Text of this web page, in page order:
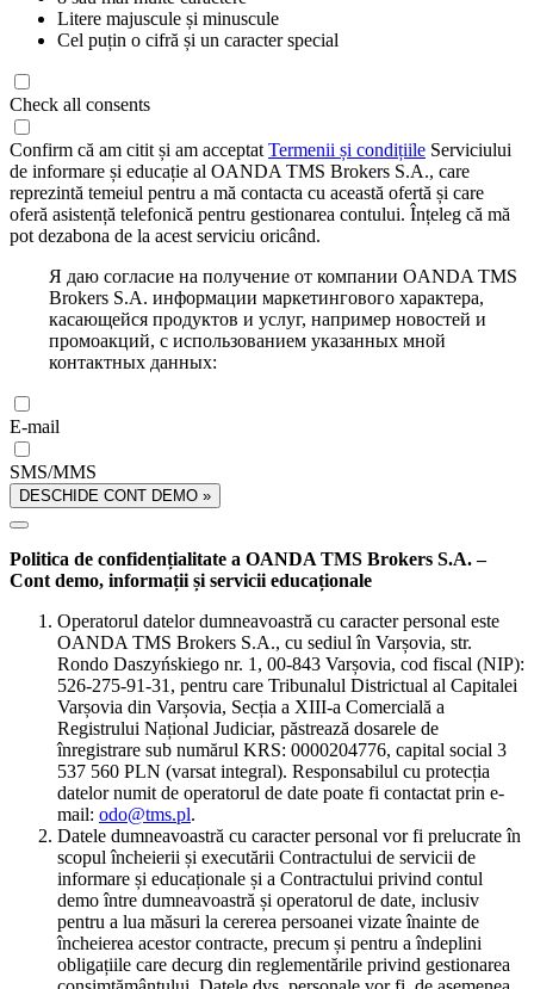
Litere majuscule și minuscule
Cel puțin o cifră și un caracter special
Check all consents
Confirm că am citit și am acceptat Termenii și condițiile Serviciului
de informare și educație al OANDA TMS Brokers S.A., care
reprezintă temeiul pentru a mă contacta cu această ofertă și care
oferă asistență telefonică pentru gestionarea contului. Înțeleg că mă
pot dezabona de la acest serviciu oricând.
Я даю согласие на получение от компании OANDA TMS
Brokers S.A. информации маркетингового характера,
касающейся продуктов и услуг, например новостей и
промоакций, с использованием указанных мной
контактных данных:
E-mail
SMS/MMS
DESCHIDE CONT DEMO »
Politica de confidențialitate a OANDA TMS Brokers S.A. –
Cont demo, informații și servicii educaționale
Operatorul datelor dumneavoastră cu caracter personal este
OANDA TMS Brokers S.A., cu sediul în Varșovia, str.
Rondo Daszyńskiego nr. 1, 00-843 Varșovia, cod fiscal (NIP):
526-275-91-31, pentru care Tribunalul Districtual al Capitalei
Varșovia din Varșovia, Secția a XIII-a Comercială a
Registrului Național Judiciar, păstrează dosarele de
înregistrare sub numărul KRS: 0000204776, capital social 3
537 560 PLN (varsat integral). Responsabilul cu protecția
datelor numit de operatorul de date poate fi contactat prin e-
mail: odo@tms.pl.
Datele dumneavoastră cu caracter personal vor fi prelucrate în
scopul încheierii și executării Contractului de servicii de
informare și educaționale și a Contractului privind contul
demo între dumneavoastră și operatorul de date, inclusiv
pentru a lua măsuri la cererea persoanei vizate înainte de
încheierea acestor contracte, precum și pentru a îndeplini
obligațiile care decurg din reglementările privind gestionarea